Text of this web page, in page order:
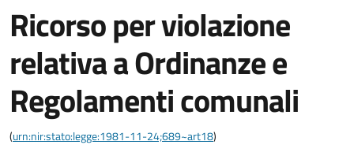
Ricorso per violazione
relativa a Ordinanze e
Regolamenti comunali
(urn:nir:stato:legge:1981-11-24;689~art18)